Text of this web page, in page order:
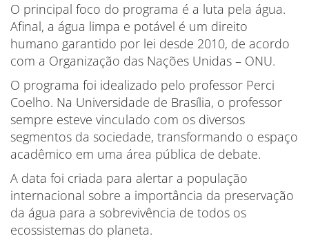
O principal foco do programa é a luta pela água.
Afinal, a água limpa e potável é um direito
humano garantido por lei desde 2010, de acordo
com a Organização das Nações Unidas – ONU.
O programa foi idealizado pelo professor Perci
Coelho. Na Universidade de Brasília, o professor
sempre esteve vinculado com os diversos
segmentos da sociedade, transformando o espaço
acadêmico em uma área pública de debate.
A data foi criada para alertar a população
internacional sobre a importância da preservação
da água para a sobrevivência de todos os
ecossistemas do planeta.